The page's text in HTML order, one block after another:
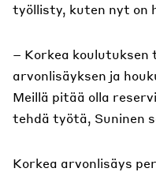
työllisty, kuten nyt on
– Korkea koulutuksen
arvonlisäyksen ja
Meillä pitää olla
tehdä työtä, Suninen
Korkea arvonlisäys